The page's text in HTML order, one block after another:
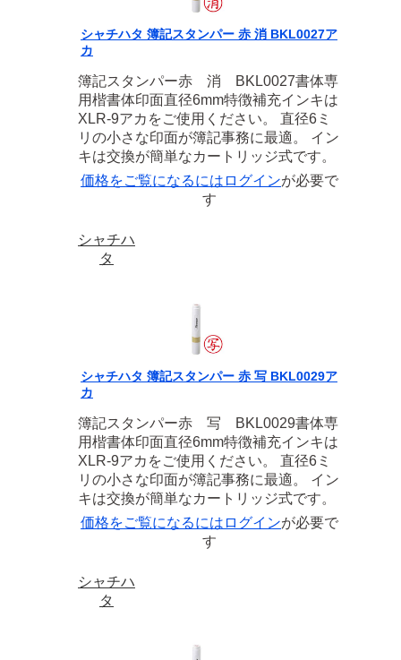
シャチハタ 簿記スタンパー 赤 消 BKL0027ア
カ
簿記スタンパー赤 消 BKL0027書体専
用楷書体印面直径6mm特徴補充インキは
XLR-9アカをご使用ください。 直径6ミ
リの小さな印面が簿記事務に最適。 イン
キは交換が簡単なカートリッジ式です。
価格をご覧になるには ログインが必要で
す
シャチハ
タ
シャチハタ 簿記スタンパー 赤 写 BKL0029ア
カ
簿記スタンパー赤 写 BKL0029書体専
用楷書体印面直径6mm特徴補充インキは
XLR-9アカをご使用ください。 直径6ミ
リの小さな印面が簿記事務に最適。 イン
キは交換が簡単なカートリッジ式です。
価格をご覧になるには ログインが必要で
す
シャチハ
タ